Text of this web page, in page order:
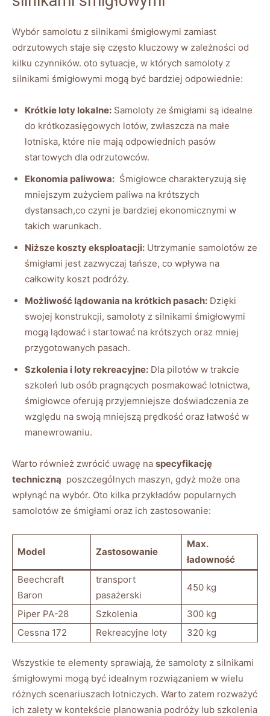
Wybór samolotu z⁢ silnikami śmigłowymi zamiast⁢
odrzutowych ‍staje się‍ często kluczowy w zależności od
⁤kilku ​czynników. ​oto ⁤sytuacje, ⁤w których samoloty z
silnikami ​śmigłowymi mogą być bardziej ‌odpowiednie:
Krótkie loty lokalne: Samoloty ze śmigłami ⁤są idealne
do krótkozasięgowych lotów, ⁣zwłaszcza na małe
lotniska, które nie⁤ mają odpowiednich pasów
startowych dla ​odrzutowców.
Ekonomia paliwowa: ⁣ Śmigłowce⁢ charakteryzują się
mniejszym zużyciem⁤ paliwa ‍na⁣ krótszych
⁤dystansach,co czyni​ je bardziej ⁣ekonomicznymi​ w
takich⁣ warunkach.
Niższe koszty eksploatacji: ⁣Utrzymanie samolotów⁤ ze⁣
śmigłami jest zazwyczaj tańsze, ⁣co wpływa na
całkowity koszt​ podróży.
Możliwość lądowania na krótkich pasach: Dzięki
swojej​ konstrukcji, samoloty z ⁤silnikami ⁤śmigłowymi
mogą lądować‌ i startować na krótszych oraz‌ mniej
przygotowanych pasach.
Szkolenia i loty rekreacyjne: Dla pilotów w trakcie
szkoleń lub ⁢osób pragnących posmakować​ lotnictwa,​
śmigłowce oferują⁣ przyjemniejsze doświadczenia ze
względu na ⁢swoją mniejszą⁤ prędkość oraz łatwość w
⁤manewrowaniu.
Warto również zwrócić uwagę na‌ specyfikację
⁢techniczną ⁢ poszczególnych maszyn, gdyż może ona
wpłynąć na ⁤wybór. Oto kilka przykładów ⁤popularnych
‍samolotów ze śmigłami oraz ich zastosowanie:
Model Zastosowanie
Max.
ładowność
Beechcraft
Baron
transport‌
pasażerski
450 kg
Piper ⁣PA-28 Szkolenia
300 kg
Cessna 172
Rekreacyjne loty 320 ‍kg
Wszystkie te elementy sprawiają, że samoloty z silnikami⁣
śmigłowymi mogą być idealnym rozwiązaniem w wielu
różnych ​scenariuszach lotniczych. Warto⁢ zatem​ rozważyć
ich zalety w kontekście planowania podróży⁣ lub ‌szkolenia